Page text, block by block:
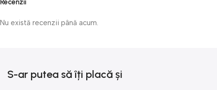
Recenzii
Nu există recenzii până acum.
S-ar putea să îți placă și